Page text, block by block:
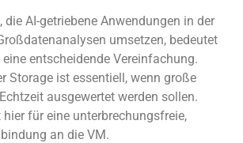
die AI-getriebene Anwendungen in der
umsetzen, bedeutet
entscheidende Vereinfachung.
Storage ist essentiell, wenn große
ausgewertet werden sollen.
für eine unterbrechungsfreie,
an die VM.